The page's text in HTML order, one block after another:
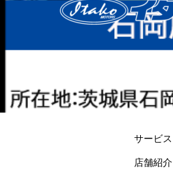
サービス
店舗紹介